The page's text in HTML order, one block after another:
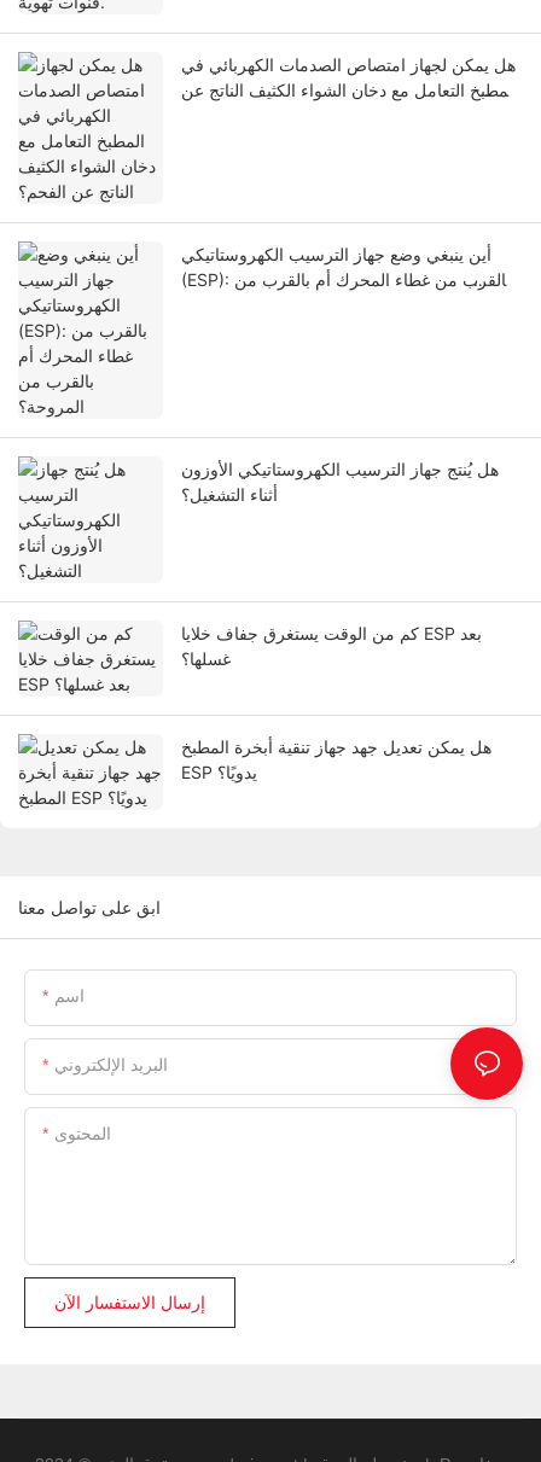
هل يمكن لجهاز امتصاص الصدمات الكهربائي في
المطبخ التعامل مع دخان الشواء الكثيف الناتج عن
أين ينبغي وضع جهاز الترسيب الكهروستاتيكي
(ESP): بالقرب من غطاء المحرك أم بالقرب من
هل يُنتج جهاز الترسيب الكهروستاتيكي الأوزون
أثناء التشغيل؟
كم من الوقت يستغرق جفاف خلايا ESP بعد
غسلها؟
هل يمكن تعديل جهد جهاز تنقية أبخرة المطبخ
ESP يدويًا؟
ابق على تواصل معنا
اسم
البريد الإلكتروني
المحتوى
إرسال الاستفسار الآن